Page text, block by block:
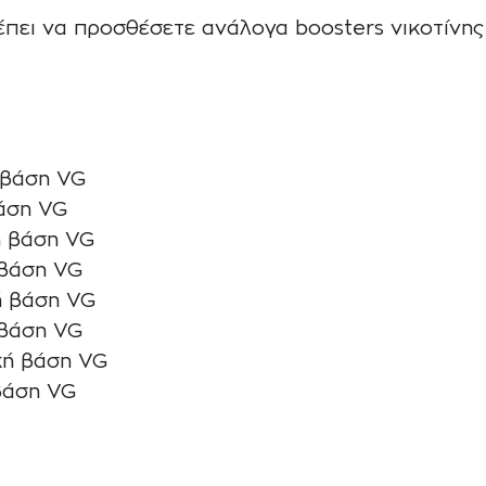
να προσθέσετε ανάλογα boosters
VG
VG
βάση VG
VG
βάση VG
VG
βάση VG
VG